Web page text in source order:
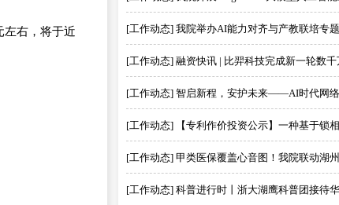
右，将于近
[工作动态] 我院举办AI能力对齐与产教联培专